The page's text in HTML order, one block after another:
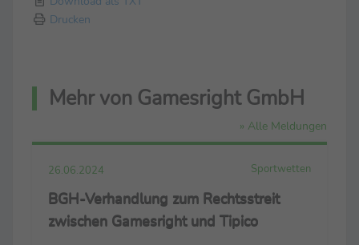
Drucken
Mehr von Gamesright GmbH
» Alle Meldungen
26.06.2024 Sportwetten
BGH-Verhandlung zum Rechtsstreit
zwischen Gamesright und Tipico